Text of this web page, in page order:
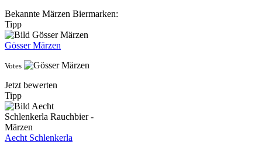
Bekannte Märzen Biermarken:
Tipp
Gösser Märzen
Votes
Jetzt bewerten
Tipp
Aecht Schlenkerla